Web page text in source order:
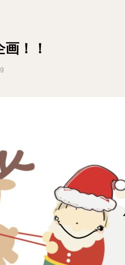
！！